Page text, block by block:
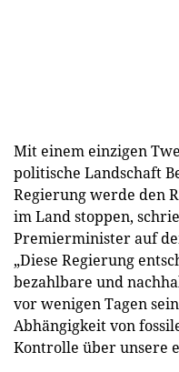
Mit einem einzigen
politische Landschaft
Regierung werde den
im Land stoppen,
Premierminister auf
„Diese Regierung
bezahlbare und
vor wenigen Tagen
Abhängigkeit von
Kontrolle über unsere